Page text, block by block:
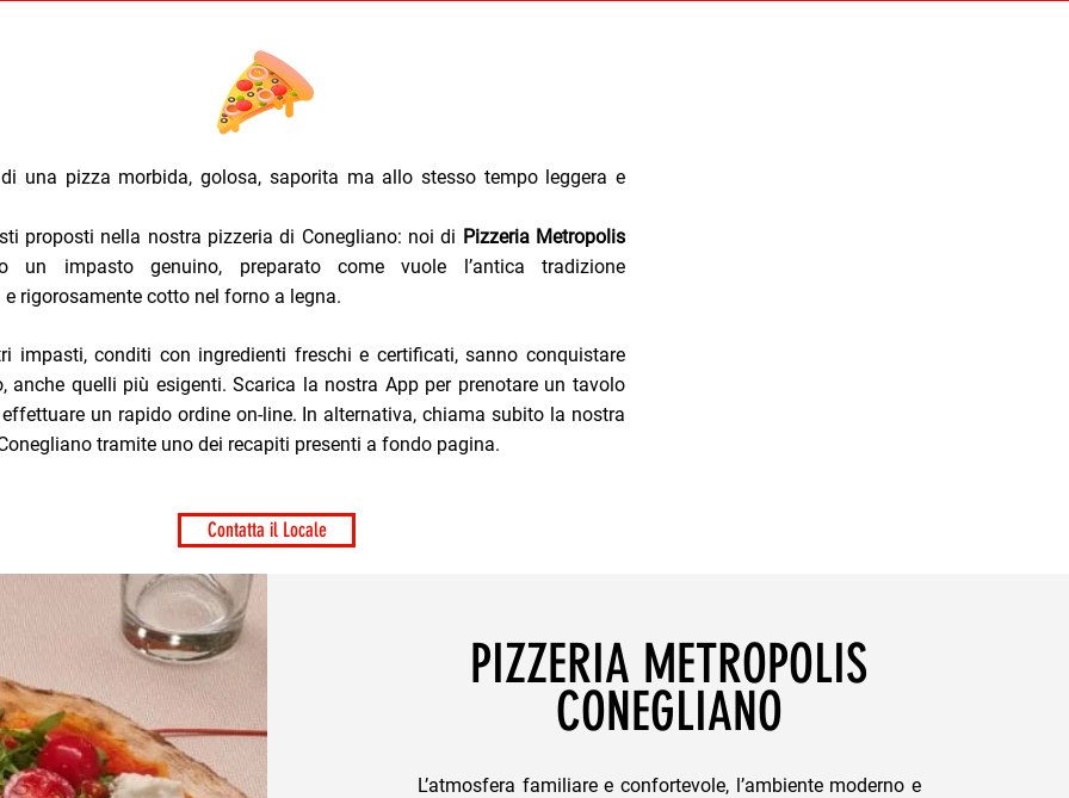
una pizza morbida, golosa, saporita ma allo stesso tempo leggera e
proposti nella nostra pizzeria di Conegliano: noi di Pizzeria Metropolis
un impasto genuino, preparato come vuole l’antica tradizione
e rigorosamente cotto nel forno a legna.
impasti, conditi con ingredienti freschi e certificati, sanno conquistare
anche quelli più esigenti. Scarica la nostra App per prenotare un tavolo
un rapido ordine on-line. In alternativa, chiama subito la nostra
tramite uno dei recapiti presenti a fondo pagina.
Contatta il Locale
PIZZERIA METROPOLIS
CONEGLIANO
L’atmosfera familiare e confortevole, l’ambiente moderno e